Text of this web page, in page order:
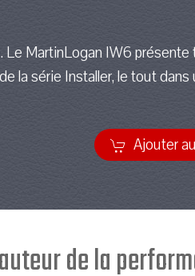
Le MartinLogan IW6
la série Installer, le tout
Ajouter
de la